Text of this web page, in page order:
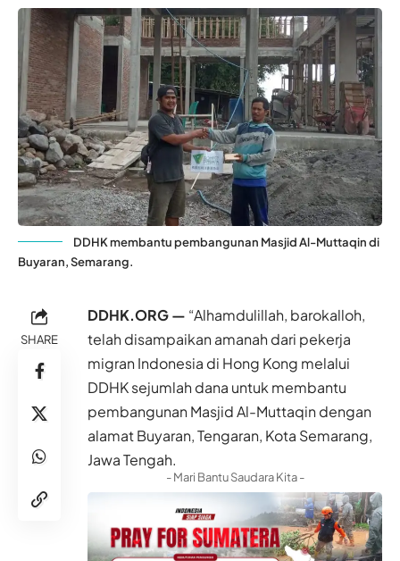
DDHK membantu pembangunan Masjid Al-Muttaqin di
Buyaran, Semarang.
SHARE
DDHK.ORG — “Alhamdulillah, barokalloh,
telah disampaikan amanah dari pekerja
migran Indonesia di Hong Kong melalui
DDHK sejumlah dana untuk membantu
pembangunan Masjid Al-Muttaqin dengan
alamat Buyaran, Tengaran, Kota Semarang,
Jawa Tengah.
- Mari Bantu Saudara Kita -